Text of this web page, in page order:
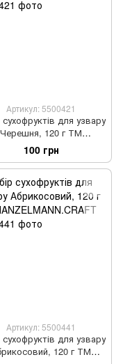
Артикул: 5500421
сухофруктів для узвару
Черешня, 120 г ТМ
HANZELMANN.CRAFT
100 грн
Артикул: 5500441
сухофруктів для узвару
120 г ТМ